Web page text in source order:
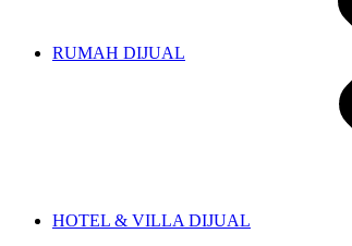
RUMAH DIJUAL
HOTEL & VILLA DIJUAL